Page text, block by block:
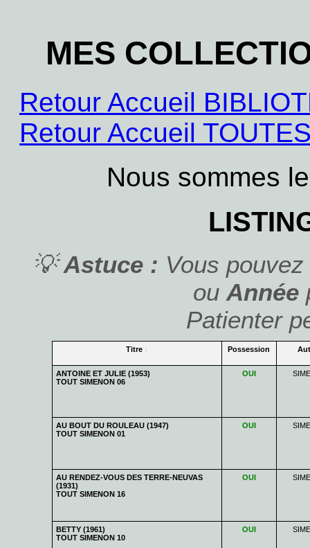
MES
Retour Accueil
Retour Accueil
Nous sommes
💡Astuce : Vous
ou Année
Patienter
Titre Possession
ANTOINE ET JULIE (1953)
TOUT SIMENON 06
OUI
AU BOUT DU ROULEAU (1947)
TOUT SIMENON 01
OUI
AU RENDEZ-VOUS DES TERRE-NEUVAS
(1931)
TOUT SIMENON 16
OUI
BETTY (1961)
TOUT SIMENON 10
OUI